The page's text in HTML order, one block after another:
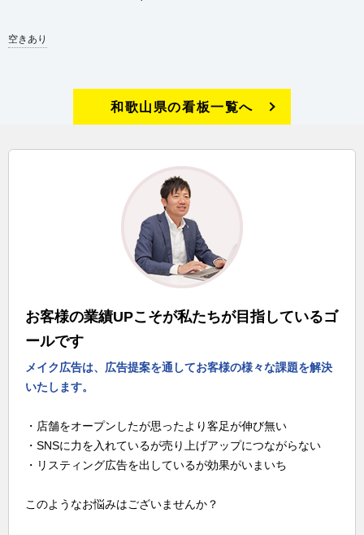
空きあり
和歌山県の看板一覧へ
お客様の業績UPこそが私たちが目指しているゴ
ールです
メイク広告は、広告提案を通してお客様の様々な課題を解決
いたします。
・店舗をオープンしたが思ったより客足が伸び無い
・SNSに力を入れているが売り上げアップにつながらない
・リスティング広告を出しているが効果がいまいち
このようなお悩みはございませんか？